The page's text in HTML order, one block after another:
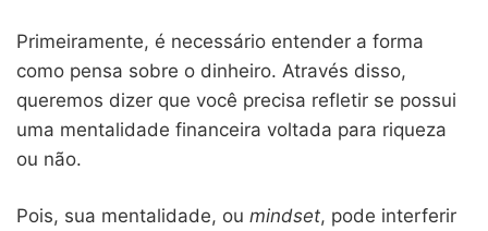
Primeiramente, é necessário entender a forma
como pensa sobre o dinheiro. Através disso,
queremos dizer que você precisa refletir se possui
uma mentalidade financeira voltada para riqueza
ou não.
Pois, sua mentalidade, ou mindset, pode interferir